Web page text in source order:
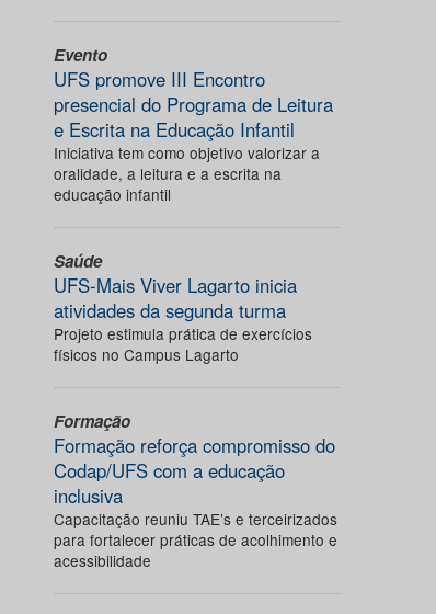
Evento
UFS promove III Encontro
presencial do Programa de Leitura
e Escrita na Educação Infantil
Iniciativa tem como objetivo valorizar a
oralidade, a leitura e a escrita na
educação infantil
Saúde
UFS-Mais Viver Lagarto inicia
atividades da segunda turma
Projeto estimula prática de exercícios
físicos no Campus Lagarto
Formação
Formação reforça compromisso do
Codap/UFS com a educação
inclusiva
Capacitação reuniu TAE’s e terceirizados
para fortalecer práticas de acolhimento e
acessibilidade